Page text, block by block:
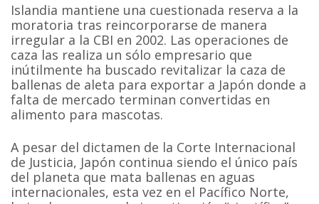
Islandia mantiene una cuestionada reserva a la
moratoria tras reincorporarse de manera
irregular a la CBI en 2002. Las operaciones de
caza las realiza un sólo empresario que
inútilmente ha buscado revitalizar la caza de
ballenas de aleta para exportar a Japón donde a
falta de mercado terminan convertidas en
alimento para mascotas.
A pesar del dictamen de la Corte Internacional
de Justicia, Japón continua siendo el único país
del planeta que mata ballenas en aguas
internacionales, esta vez en el Pacífico Norte,